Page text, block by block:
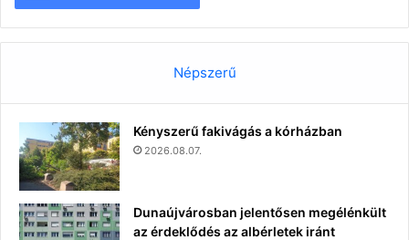
Népszerű
Kényszerű fakivágás a kórházban
2026.08.07.
Dunaújvárosban jelentősen megélénkült
az érdeklődés az albérletek iránt